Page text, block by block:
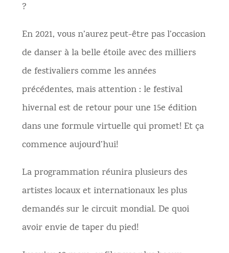
?
En 2021, vous n’aurez peut-être pas l’occasion
de danser à la belle étoile avec des milliers
de festivaliers comme les années
précédentes, mais attention : le festival
hivernal est de retour pour une 15e édition
dans une formule virtuelle qui promet! Et ça
commence aujourd’hui!
La programmation réunira plusieurs des
artistes locaux et internationaux les plus
demandés sur le circuit mondial. De quoi
avoir envie de taper du pied!